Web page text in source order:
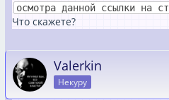
осмотра данной ссылки на
Что скажете?
Valerkin
Некуру